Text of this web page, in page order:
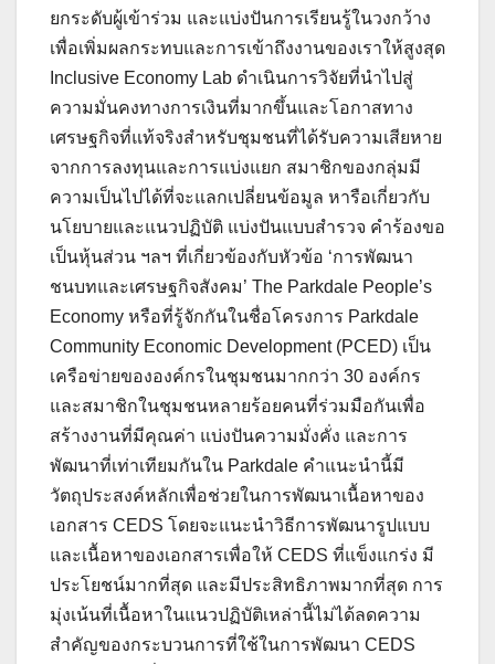
ยกระดับผู้เข้าร่วม และแบ่งปันการเรียนรู้ในวงกว้าง
เพื่อเพิ่มผลกระทบและการเข้าถึงงานของเราให้สูงสุด
Inclusive Economy Lab ดำเนินการวิจัยที่นำไปสู่
ความมั่นคงทางการเงินที่มากขึ้นและโอกาสทาง
เศรษฐกิจที่แท้จริงสำหรับชุมชนที่ได้รับความเสียหาย
จากการลงทุนและการแบ่งแยก สมาชิกของกลุ่มมี
ความเป็นไปได้ที่จะแลกเปลี่ยนข้อมูล หารือเกี่ยวกับ
นโยบายและแนวปฏิบัติ แบ่งปันแบบสำรวจ คำร้องขอ
เป็นหุ้นส่วน ฯลฯ ที่เกี่ยวข้องกับหัวข้อ ‘การพัฒนา
ชนบทและเศรษฐกิจสังคม’ The Parkdale People’s
Economy หรือที่รู้จักกันในชื่อโครงการ Parkdale
Community Economic Development (PCED) เป็น
เครือข่ายขององค์กรในชุมชนมากกว่า 30 องค์กร
และสมาชิกในชุมชนหลายร้อยคนที่ร่วมมือกันเพื่อ
สร้างงานที่มีคุณค่า แบ่งปันความมั่งคั่ง และการ
พัฒนาที่เท่าเทียมกันใน Parkdale คำแนะนำนี้มี
วัตถุประสงค์หลักเพื่อช่วยในการพัฒนาเนื้อหาของ
เอกสาร CEDS โดยจะแนะนำวิธีการพัฒนารูปแบบ
และเนื้อหาของเอกสารเพื่อให้ CEDS ที่แข็งแกร่ง มี
ประโยชน์มากที่สุด และมีประสิทธิภาพมากที่สุด การ
มุ่งเน้นที่เนื้อหาในแนวปฏิบัติเหล่านี้ไม่ได้ลดความ
สำคัญของกระบวนการที่ใช้ในการพัฒนา CEDS